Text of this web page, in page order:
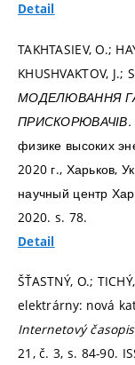
Detail
TAKHTASIEV, O.;
KHUSHVAKTOV, J.;
МОДЕЛЮВАННЯ
ПРИСКОРЮВАЧІВ.
физике высоких
2020 г., Харьков,
научный центр
2020. s. 78.
Detail
ŠŤASTNÝ, O.;
elektrárny: nová
Internetový
21, č. 3, s. 84-90.